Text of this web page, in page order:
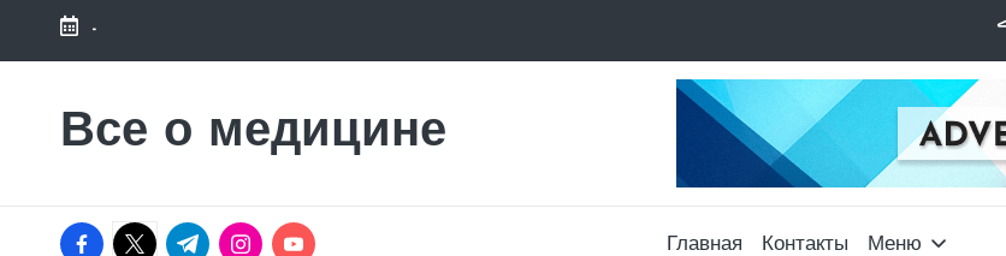
Перейти
содержимому
-
Все о медицине
Лечитесь
facebook.com
twitter.com
t.me instagram.com
youtube.com Главная Контакты Меню